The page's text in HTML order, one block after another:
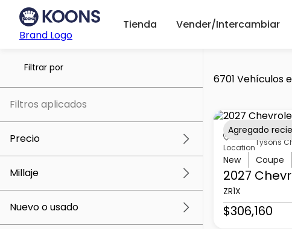
Brand Logo
Tienda Vender/Intercambiar
Filtrar por
Filtros aplicados
Precio
$5k $307k
Millaje
0 mi 259k mi
Nuevo o usado
6701 Vehículos
Location
Tysons
New Coupe
2027
ZR1X
$306,160
Agregado